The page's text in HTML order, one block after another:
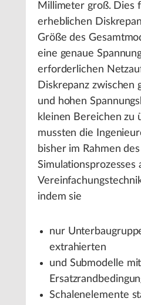
Millimeter groß. Dies
erheblichen
Größe des
eine genaue
erforderlichen
Diskrepanz zwischen
und hohen
kleinen Bereichen zu
mussten die
bisher im Rahmen
Simulationsprozesses
indem sie
nur
extrahierten
und Submodelle mit
Schalenelemente